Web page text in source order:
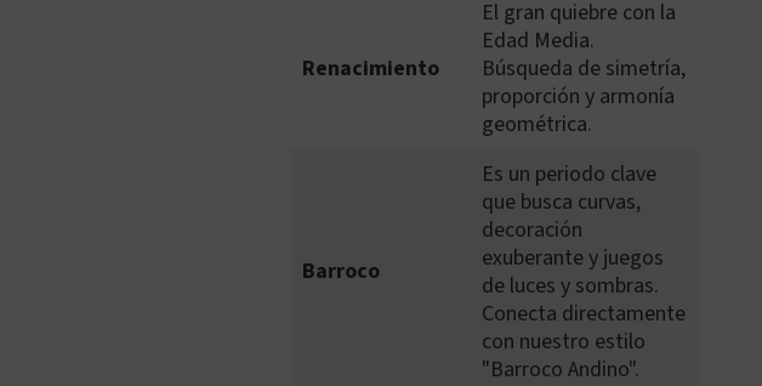
Renacimiento
El gran quiebre con la
Edad Media.
Búsqueda de simetría,
proporción y armonía
geométrica.
Barroco
Es un periodo clave
que busca curvas,
decoración
exuberante y juegos
de luces y sombras.
Conecta directamente
con nuestro estilo
"Barroco Andino".